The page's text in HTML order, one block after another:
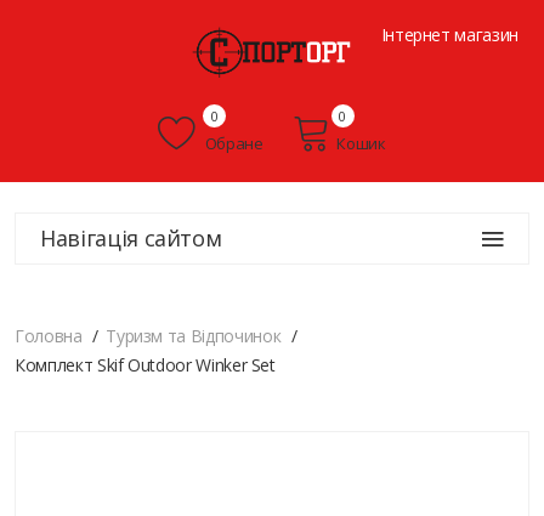
Інтернет магазин
Обране
0
Кошик
0
Навігація сайтом
Головна
Туризм та Відпочинок
Комплект Skif Outdoor Winker Set